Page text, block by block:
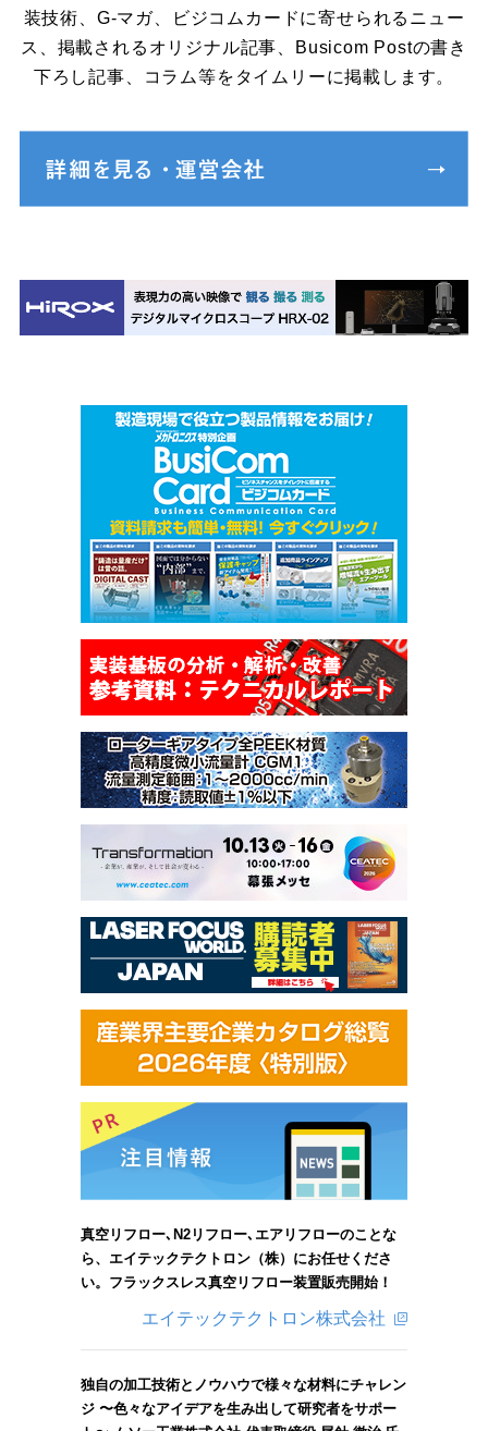
装技術、G-マガ、ビジコムカードに寄せられるニュー
ス、掲載されるオリジナル記事、Busicom Postの書き
下ろし記事、コラム等をタイムリーに掲載します。
真空リフロー､N2リフロー､エアリフローのことな
ら、エイテックテクトロン（株）にお任せくださ
い。フラックスレス真空リフロー装置販売開始！
エイテックテクトロン株式会社
独自の加工技術とノウハウで様々な材料にチャレン
ジ 〜色々なアイデアを生み出して研究者をサポー